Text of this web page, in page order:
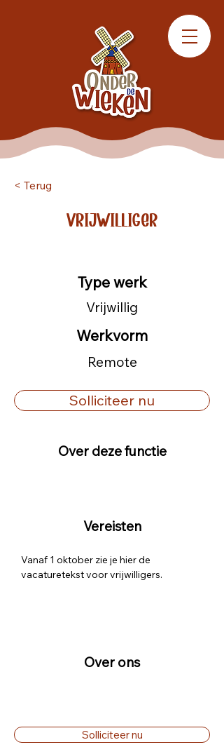
< Terug
Vrijwilliger
Type werk
Vrijwillig
Werkvorm
Remote
Solliciteer nu
Over deze functie
Vereisten
Vanaf 1 oktober zie je hier de
vacaturetekst voor vrijwilligers.
Over ons
Solliciteer nu